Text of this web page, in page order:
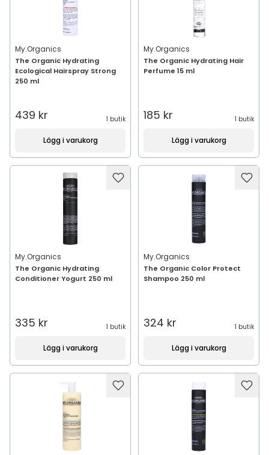
My.Organics
The Organic Hydrating
Ecological Hairspray Strong
250 ml
439 kr 1 butik
Lägg i varukorg
My.Organics
The Organic Hydrating Hair
Perfume 15 ml
185 kr 1 butik
Lägg i varukorg
My.Organics
The Organic Hydrating
Conditioner Yogurt 250 ml
335 kr 1 butik
Lägg i varukorg
My.Organics
The Organic Color Protect
Shampoo 250 ml
324 kr 1 butik
Lägg i varukorg